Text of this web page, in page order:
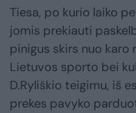
Tiesa, po kurio laiko
jomis prekiauti
pinigus skirs nuo karo
Lietuvos sporto bei
D.Ryliškio teigimu, iš
prekes pavyko